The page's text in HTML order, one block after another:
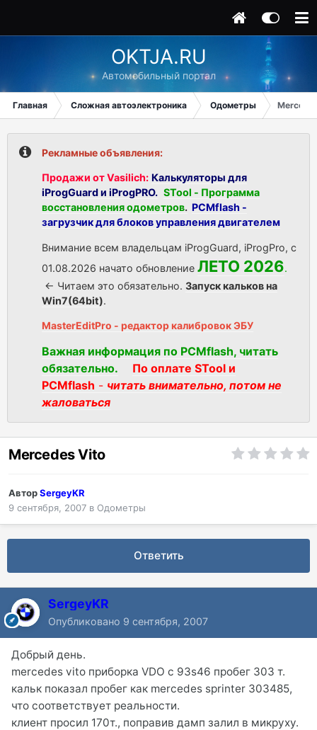
OKTJA.RU
Автомобильный портал
Главная Сложная автоэлектроника Одометры
Рекламные объявления:
Продажи от Vasilich: Калькуляторы для
iProgGuard и iProgPRO. STool - Программа
восстановления одометров. PCMflash -
загрузчик для блоков управления двигателем
Внимание всем владельцам iProgGuard, iProgPro, с
01.08.2026 начато обновление ЛЕТО 2026.
<- Читаем это обязательно. Запуск кальков на
Win7(64bit).
MasterEditPro - редактор калибровок ЭБУ
Важная информация по PCMflash, читать
обязательно.
По оплате STool и
PCMflash - читать внимательно, потом не
жаловаться
Mercedes Vito
АвторSergeyKR
9 сентября, 2007 в Одометры
Ответить
SergeyKR
Опубликовано 9 сентября, 2007
Добрый день.
mercedes vito приборка VDO с 93s46 пробег 303 т.
кальк показал пробег как mercedes sprinter 303485,
что соответствует реальности.
клиент просил 170т., поправив дамп залил в микруху.